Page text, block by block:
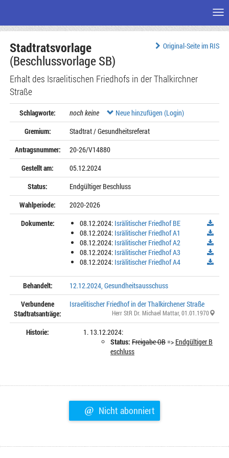
Seiteninhalt
Original-Seite im RIS
Stadtratsvorlage
(Beschlussvorlage SB)
Erhalt des Israelitischen Friedhofs in der Thalkirchner
Straße
Schlagworte: noch keine
Neue hinzufügen (Login)
Gremium:
Stadtrat / Gesundheitsreferat
Antragsnummer:
20-26/V14880
Gestellt am:
05.12.2024
Status:
Endgültiger Beschluss
Wahlperiode:
2020-2026
Dokumente:
08.12.2024: Isrälitischer Friedhof BE
08.12.2024: Isrälitischer Friedhof A1
08.12.2024: Isrälitischer Friedhof A2
08.12.2024: Isrälitischer Friedhof A3
08.12.2024: Isrälitischer Friedhof A4
Behandelt:
12.12.2024, Gesundheitsausschuss
Verbundene
Stadtratsanträge:
Israelitischer Friedhof in der Thalkirchener Straße
Herr StR Dr. Michael Mattar, 01.01.1970
Historie:
13.12.2024:
Status: Freigabe OB=> Endgültiger B
eschluss
@ Nicht abonniert